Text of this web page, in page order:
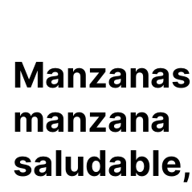
manzana
saludable,